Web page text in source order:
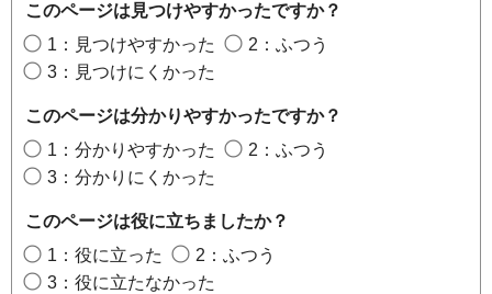
このページは見つけやすかったですか？
1：見つけやすかった
2：ふつう
3：見つけにくかった
このページは分かりやすかったですか？
1：分かりやすかった
2：ふつう
3：分かりにくかった
このページは役に立ちましたか？
1：役に立った
2：ふつう
3：役に立たなかった